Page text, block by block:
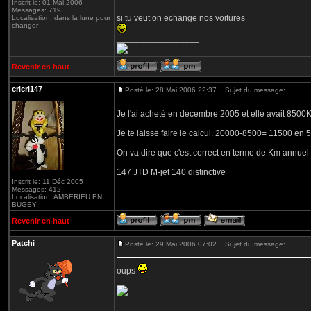
Inscrit le: 01 Mai 2006
Messages: 719
Localisation: dans la lune pour
changer
si tu veut on echange nos voitures
Revenir en haut
cricri147
Inscrit le: 11 Déc 2005
Messages: 412
Localisation: AMBERIEU EN
BUGEY
Posté le: 28 Mai 2006 22:37 Sujet du message:
Je l'ai acheté en décembre 2005 et elle avait
Je te laisse faire le calcul. 20000-8500= 11500 en
On va dire que c'est correct en terme de Km
147 JTD M-jet 140 distinctive
Revenir en haut
Patchi Posté le: 29 Mai 2006 07:02 Sujet du message:
oups